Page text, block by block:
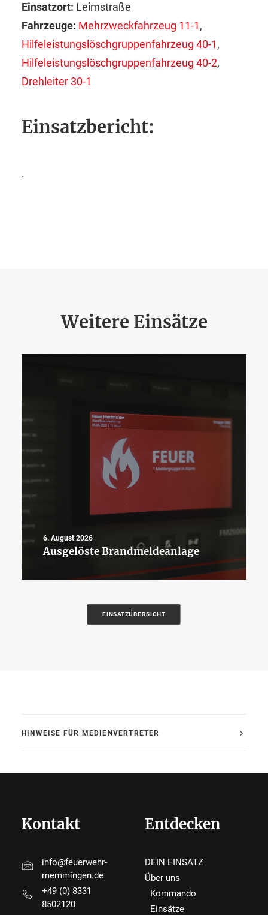
Einsatzort: Leimstraße
Fahrzeuge: Mehrzweckfahrzeug 11-1,
Hilfeleistungslöschgruppenfahrzeug 40-1,
Hilfeleistungslöschgruppenfahrzeug 40-2,
Drehleiter 30-1
Einsatzbericht:
.
Weitere Einsätze
6. August 2026
Ausgelöste Brandmeldeanlage
EINSATZÜBERSICHT
HINWEISE FÜR MEDIENVERTRETER
Kontakt
info@feuerwehr-
memmingen.de
+49 (0) 8331
8502120
Entdecken
DEIN EINSATZ
Über uns
Kommando
Einsätze